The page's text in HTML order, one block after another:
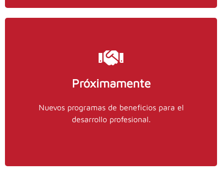
Próximamente
Nuevos programas de beneficios para el
desarrollo profesional.
Contacto
Convenios y Alianzas de IMEF.